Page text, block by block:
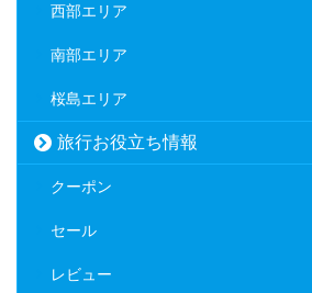
西部エリア
南部エリア
桜島エリア
旅行お役立ち情報
クーポン
セール
レビュー